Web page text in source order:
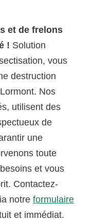
et de frelons
! Solution
vous
destruction
Nos
utilisent des
de
une
toute
et vous
Contactez-
notreformulaire
et immédiat.